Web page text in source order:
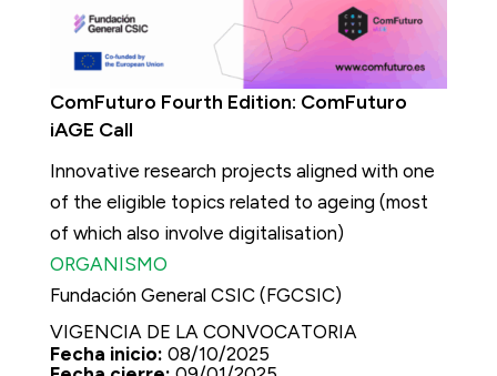
ComFuturo Fourth Edition: ComFuturo
iAGE Call
Innovative research projects aligned with one
of the eligible topics related to ageing (most
of which also involve digitalisation)
ORGANISMO
Fundación General CSIC (FGCSIC)
VIGENCIA DE LA CONVOCATORIA
Fecha inicio: 08/10/2025